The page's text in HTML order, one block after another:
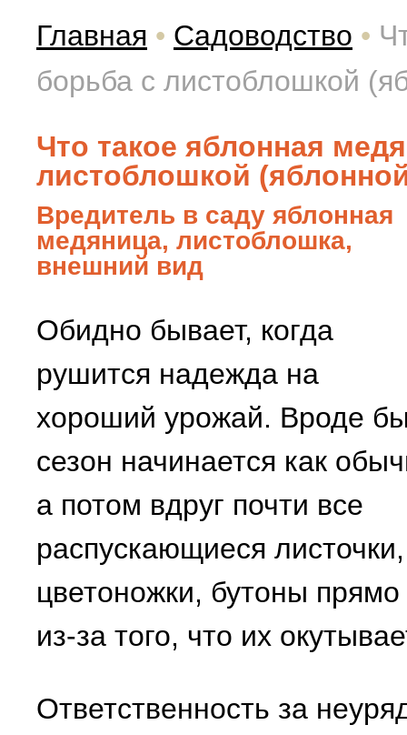
Главная • Садоводство •
борьба с листоблошкой
Что такое яблонная
листоблошкой
Вредитель в саду яблонная
медяница, листоблошка,
внешний вид
Обидно бывает, когда
рушится надежда на
хороший урожай. Вроде
сезон начинается как
а потом вдруг почти все
распускающиеся листочки,
цветоножки, бутоны
из-за того, что их
Ответственность за